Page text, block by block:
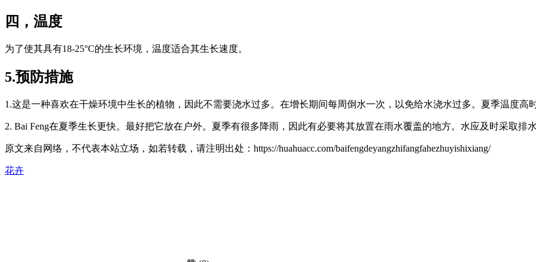
四，温度
为了使其具有18-25°C的生长环境，温度适合其生长速度。
5.预防措施
1.这是一种喜欢在干燥环境中生长的植物，因此不需要浇水过多。在增长期间每周倒水一次，以免给水浇水过多。夏季温度高
2. Bai Feng在夏季生长更快。最好把它放在户外。夏季有很多降雨，因此有必要将其放置在雨水覆盖的地方。水应及时采取排水
原文来自网络，不代表本站立场，如若转载，请注明出处：https://huahuacc.com/baifengdeyangzhifangfahezhuyishixiang/
花卉